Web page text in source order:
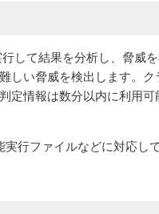
して結果を分析し、脅威
しい脅威を検出します。ク
定情報は数分以内に利用
行ファイルなどに対応し